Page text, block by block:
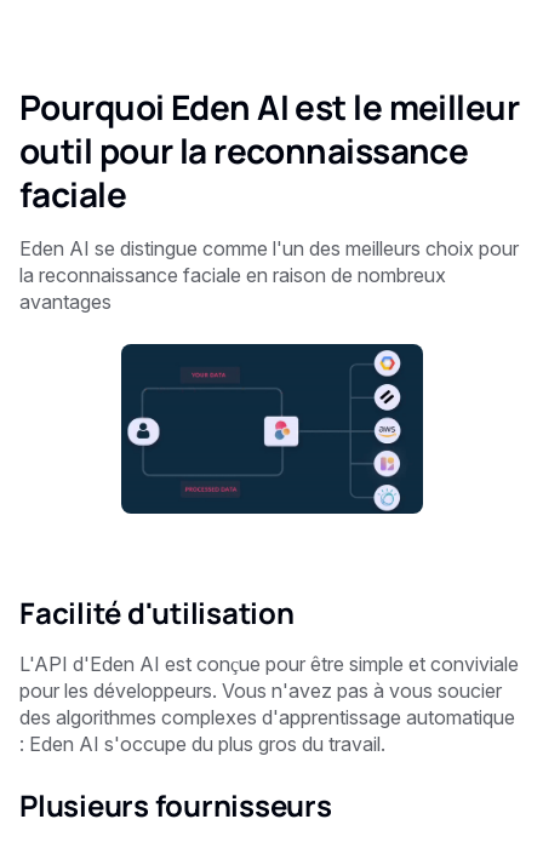
Pourquoi Eden AI est le meilleur
outil pour la reconnaissance
faciale
Eden AI se distingue comme l'un des meilleurs choix pour
la reconnaissance faciale en raison de nombreux
avantages
Facilité d'utilisation
L'API d'Eden AI est conçue pour être simple et conviviale
pour les développeurs. Vous n'avez pas à vous soucier
des algorithmes complexes d'apprentissage automatique
: Eden AI s'occupe du plus gros du travail.
Plusieurs fournisseurs